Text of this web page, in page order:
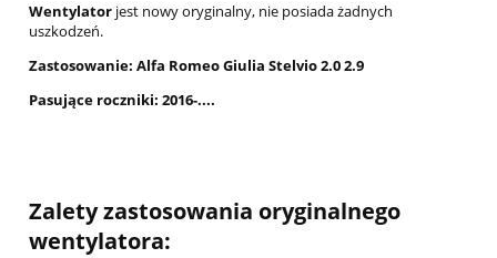
Wentylator jest nowy oryginalny, nie posiada żadnych
uszkodzeń.
Zastosowanie: Alfa Romeo Giulia Stelvio 2.0 2.9
Pasujące roczniki: 2016-....
Zalety zastosowania oryginalnego
wentylatora: